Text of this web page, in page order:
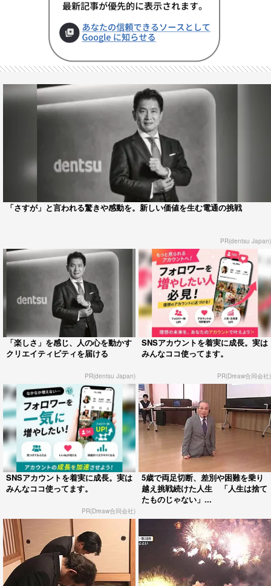
「さすが」と言われる驚きや感動を。新しい価値を生む電通の挑戦
PR(dentsu Japan)
「楽しさ」を感じ、人の心を動かす
クリエイティビティを届ける
PR(dentsu Japan)
SNSアカウントを着実に成長。実は
みんなココ使ってます。
PR(Dreaw合同会社)
SNSアカウントを着実に成長。実は
みんなココ使ってます。
PR(Dreaw合同会社)
5歳で両足切断、差別や困難を乗り
越え挑戦続けた人生 「人生は捨て
たものじゃない」...